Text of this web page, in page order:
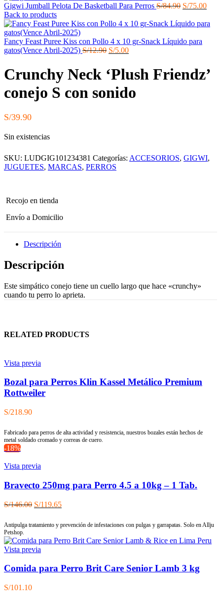
Gigwi Jumball Pelota De Basketball Para Perros S/84.90 El
original
S/84.90.
S/75.00El
Back to products
Fancy Feast Puree Kiss con Pollo 4 x 10 gr-Snack Líquido para
gatos(Vence Abril-2025) S/12.90 El
original
era:
S/12.90.
S/5.00El
actual
es:
Crunchy Neck ‘Plush Friendz’
conejo S con sonido
S/39.90
Sin existencias
SKU: LUDGIG101234381 Categorías: ACCESORIOS, GIGWI,
JUGUETES, MARCAS, PERROS
Recojo en tienda
Envío a Domicilio
Descripción
Descripción
Este simpático conejo tiene un cuello largo que hace «crunchy»
cuando tu perro lo aprieta.
RELATED PRODUCTS
Vista previa
Bozal para Perros Klin Kassel Metálico Premium
Rottweiler
S/218.90
Fabricado para perros de alta actividad y resistencia, nuestros bozales están hechos de
metal soldado cromado y correas de cuero.
-18%
Vista previa
Bravecto 250mg para Perro 4.5 a 10kg – 1 Tab.
S/146.00 El
original
S/146.00.
S/119.65El
actual
es:
S/119.65.
Antipulga tratamiento y prevención de infestaciones con pulgas y garrapatas. Solo en Allju
Petshop.
Vista previa
Comida para Perro Brit Care Senior Lamb 3 kg
S/101.10